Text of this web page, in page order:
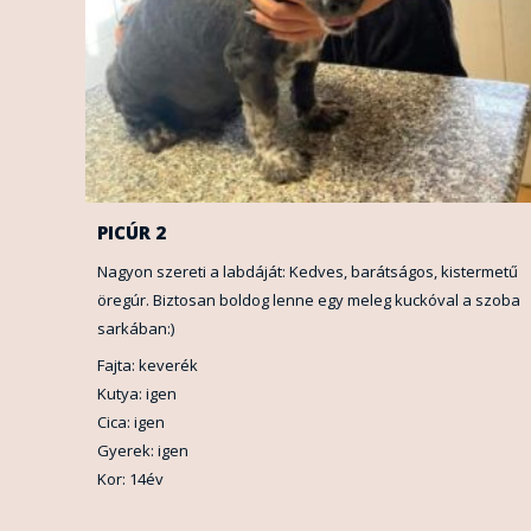
PICÚR 2
Nagyon szereti a labdáját: Kedves, barátságos, kistermetű
öregúr. Biztosan boldog lenne egy meleg kuckóval a szoba
sarkában:)
Fajta: keverék
Kutya: igen
Cica: igen
Gyerek: igen
Kor: 14év